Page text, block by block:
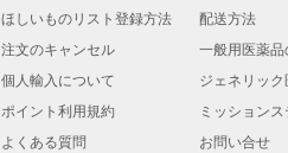
ほしいものリスト登録方法
配送方法
注文のキャンセル
一般用医薬
個人輸入について
ジェネリッ
ポイント利用規約
ミッション
よくある質問 お問い合せ